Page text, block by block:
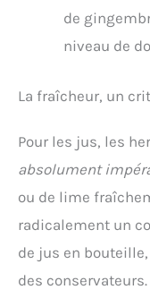
de
niveau de
La fraîcheur, un
Pour les jus, les
absolument
ou de lime
radicalement un
de jus en
des